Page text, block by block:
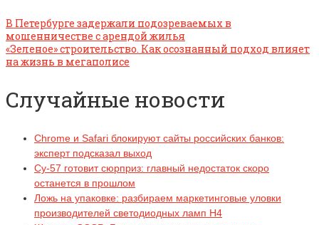
В Петербурге задержали подозреваемых в
мошенничестве с арендой жилья
«Зеленое» строительство. Как осознанный подход влияет
на жизнь в мегаполисе
Случайные новости
Chrome и Safari блокируют сайты российских банков:
эксперт подсказал выход
Су-57 готовит сюрприз: главный недостаток скоро
останется в прошлом
Ложь на упаковке: разбираем маркетинговые уловки
производителей светодиодных ламп H4